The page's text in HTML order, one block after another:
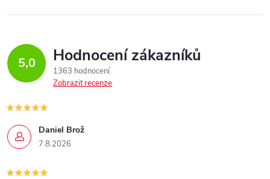
5,0 Hodnocení zákazníků
1363 hodnocení
Zobrazit recenze
Daniel Brož
7.8.2026